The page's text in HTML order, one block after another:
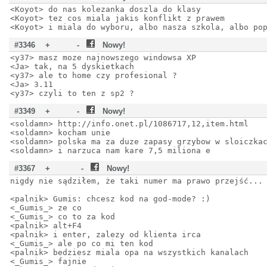
<Koyot> do nas kolezanka doszla do klasy
<Koyot> tez cos miala jakis konflikt z prawem
<Koyot> i miala do wyboru, albo nasza szkola, albo
#3346 + -
Nowy!
<y37> masz moze najnowszego windowsa XP
<Ja> tak, na 5 dyskietkach
<y37> ale to home czy profesional ?
<Ja> 3.11
<y37> czyli to ten z sp2 ?
#3349 + -
Nowy!
<soldamn> http://info.onet.pl/1086717,12,item.html
<soldamn> kocham unie
<soldamn> polska ma za duze zapasy grzybow w
<soldamn> i narzuca nam kare 7,5 miliona e
#3367 + -
Nowy!
nigdy nie sądziłem, że taki numer ma prawo przejść...
<palnik> Gumis: chcesz kod na god-mode? :)
<_Gumis_> ze co
<_Gumis_> co to za kod
<palnik> alt+F4
<palnik> i enter, zalezy od klienta irca
<_Gumis_> ale po co mi ten kod
<palnik> bedziesz miala opa na wszystkich kanalach
<_Gumis_> fajnie